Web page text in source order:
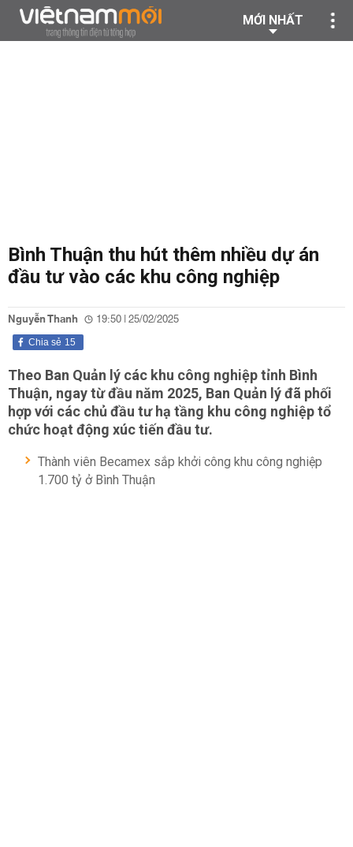
MỚI NHẤT
Bình Thuận thu hút thêm nhiều dự án
đầu tư vào các khu công nghiệp
Nguyễn Thanh 19:50 | 25/02/2025
15
Chia sẻ
Theo Ban Quản lý các khu công nghiệp tỉnh Bình
Thuận, ngay từ đầu năm 2025, Ban Quản lý đã phối
hợp với các chủ đầu tư hạ tầng khu công nghiệp tổ
chức hoạt động xúc tiến đầu tư.
Thành viên Becamex sắp khởi công khu công nghiệp
1.700 tỷ ở Bình Thuận